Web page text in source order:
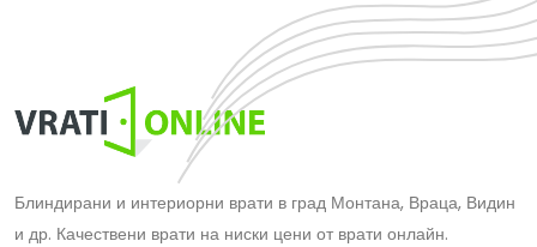
Блиндирани и интериорни врати в град Монтана, Враца, Видин
и др. Качествени врати на ниски цени от врати онлайн.